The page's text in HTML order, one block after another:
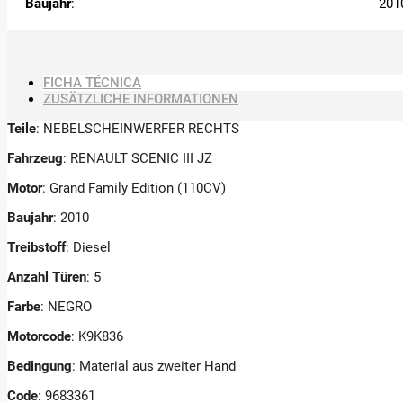
Baujahr:
FICHA TÉCNICA
ZUSÄTZLICHE INFORMATIONEN
Teile: NEBELSCHEINWERFER RECHTS
Fahrzeug: RENAULT SCENIC III JZ
Motor: Grand Family Edition (110CV)
Baujahr: 2010
Treibstoff: Diesel
Anzahl Türen: 5
Farbe: NEGRO
Motorcode: K9K836
Bedingung: Material aus zweiter Hand
Code: 9683361